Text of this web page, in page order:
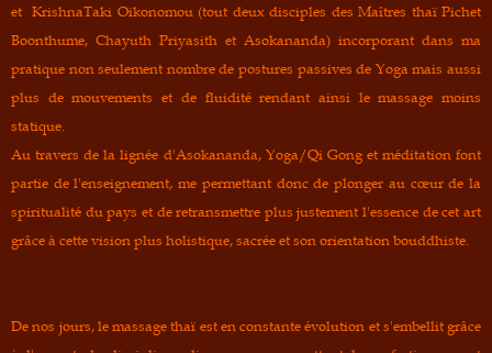
et KrishnaTaki Oikonomou (tout deux disciples des Maîtres thaï Pichet
Boonthume, Chayuth Priyasith et Asokananda) incorporant dans ma
pratique non seulement nombre de postures passives de Yoga mais aussi
plus demouvements et de fluiditérendant ainsi le massage moins
statique.
Au travers de la lignée d'Asokananda, Yoga/Qi Gong et méditation font
partie de l'enseignement, me permettant donc de plonger au cœur de la
spiritualité du pays et de retransmettre plus justement l'essence de cet art
grâce à cette visionplus holistique,sacréeet sonorientation bouddhiste.
De nos jours, le massage thaï est en constante évolution et s'embellit grâce